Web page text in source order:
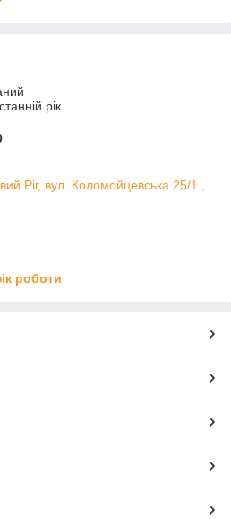
рік
Ріг, вул. Коломойцевська 25/1.,
роботи